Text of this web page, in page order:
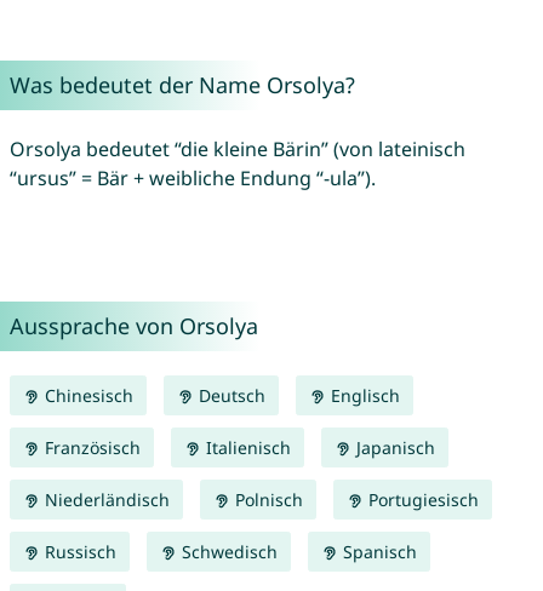
Was bedeutet der Name Orsolya?
Orsolya bedeutet “die kleine Bärin” (von lateinisch
“ursus” = Bär + weibliche Endung “-ula”).
Aussprache von Orsolya
Chinesisch Deutsch Englisch
Französisch Italienisch Japanisch
Niederländisch Polnisch Portugiesisch
Russisch Schwedisch Spanisch